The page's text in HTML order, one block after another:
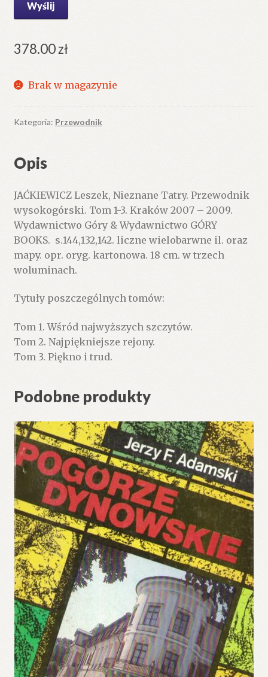
378.00zł
Brak w magazynie
Kategoria: Przewodnik
Opis
JAĆKIEWICZ Leszek, Nieznane Tatry. Przewodnik
wysokogórski. Tom 1-3. Kraków 2007 – 2009.
Wydawnictwo Góry & Wydawnictwo GÓRY
BOOKS. s.144,132,142. liczne wielobarwne il. oraz
mapy. opr. oryg. kartonowa. 18 cm. w trzech
woluminach.
Tytuły poszczególnych tomów:
Tom 1. Wśród najwyższych szczytów.
Tom 2. Najpiękniejsze rejony.
Tom 3. Piękno i trud.
Podobne produkty